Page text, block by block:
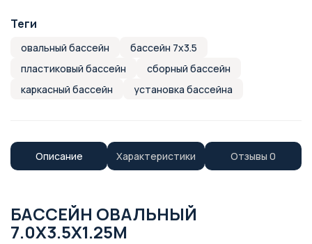
Теги
овальный бассейн
бассейн 7х3.5
пластиковый бассейн
сборный бассейн
каркасный бассейн
установка бассейна
Описание Характеристики Отзывы 0
БАССЕЙН ОВАЛЬНЫЙ
7.0Х3.5Х1.25М